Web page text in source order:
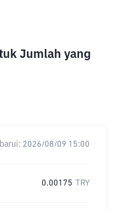
Jumlah yang
2026/08/09 15:00
0.00175 TRY